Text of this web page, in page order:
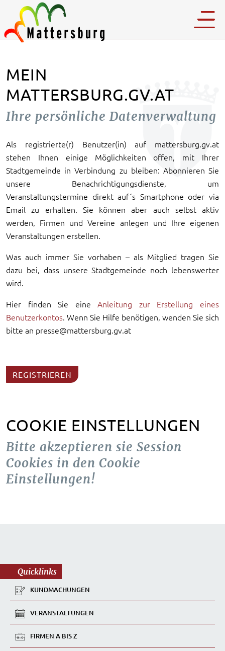
MEIN
MATTERSBURG.GV.AT
Ihre persönliche Datenverwaltung
Als registrierte(r) Benutzer(in) auf mattersburg.gv.at
stehen Ihnen einige Möglichkeiten offen, mit Ihrer
Stadtgemeinde in Verbindung zu bleiben: Abonnieren Sie
unsere Benachrichtigungsdienste, um
Veranstaltungstermine direkt auf´s Smartphone oder via
Email zu erhalten. Sie können aber auch selbst aktiv
werden, Firmen und Vereine anlegen und Ihre eigenen
Veranstaltungen erstellen.
Was auch immer Sie vorhaben – als Mitglied tragen Sie
dazu bei, dass unsere Stadtgemeinde noch lebenswerter
wird.
Hier finden Sie eineAnleitung zur Erstellung eines
Benutzerkontos. Wenn Sie Hilfe benötigen, wenden Sie sich
bitte an presse@mattersburg.gv.at
REGISTRIEREN
COOKIE EINSTELLUNGEN
Bitte akzeptieren sie Session
Cookies in den Cookie
Einstellungen!
Quicklinks
KUNDMACHUNGEN
VERANSTALTUNGEN
FIRMEN A BIS Z